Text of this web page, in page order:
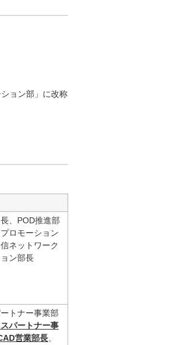
ョン部」に改称
、POD推進部
ロモーション
ネットワーク
ン部長
トナー事業部
パートナー事
営業部長